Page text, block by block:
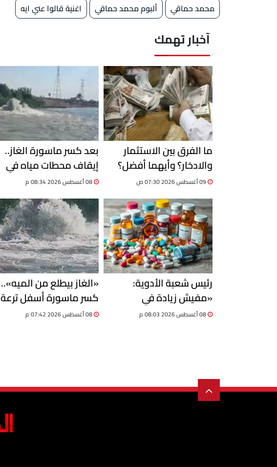
محمد حماقي ألبوم محمد حماقي اغنية قالوا عني ايه
آخبار تهمك
ما الفرق بين الاستثمار
والادخار؟ وأيهما أفضل؟
بعد كسر ماسورة الغاز..
إيقاف محطات مياه في
الإسماعيلية وسحب عينات
للتأكد من سلامتها
08 أغسطس 2026 08:34 م
رئيس شعبة الأدوية:
«مفيش زيادة في
«الغاز بيطلع من الميه»..
كسر ماسورة أسفل ترعة
الإسماعيلية وتحرك عاجل
08 أغسطس 2026 07:42 م